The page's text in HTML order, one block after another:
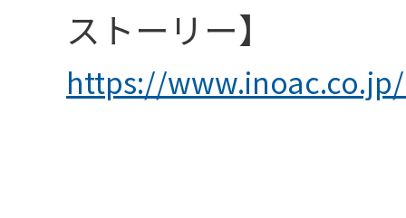
_製品開発
ストーリー】
https://